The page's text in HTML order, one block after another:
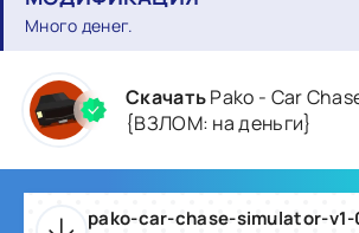
Много денег.
СкачатьPako - Car
{ВЗЛОМ: на деньги}
pako-car-chase-simulator-